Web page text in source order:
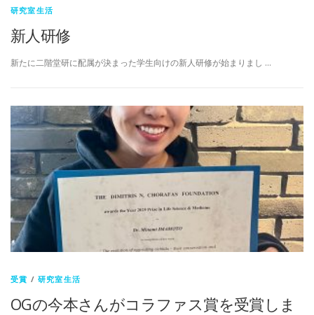
研究室生活
新人研修
新たに二階堂研に配属が決まった学生向けの新人研修が始まりまし …
受賞 /研究室生活
OGの今本さんがコラファス賞を受賞しま